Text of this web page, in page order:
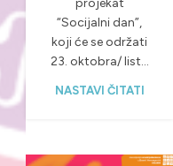
“Socijalni dan”,
koji će se održati
23. oktobra/ list...
NASTAVI ČITATI